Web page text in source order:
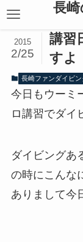
長
講習
すよ
2015
2/25
長崎ファンダイビン
今日もウーミ
ロ講習でダイ
ダイビングあ
の時にこんな
ありまして今